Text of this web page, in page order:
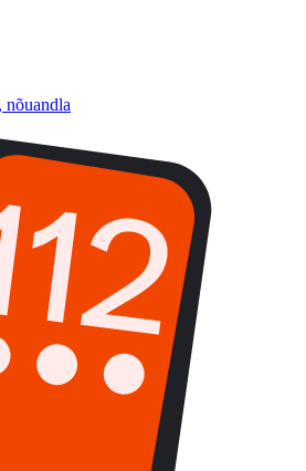
nõuandla